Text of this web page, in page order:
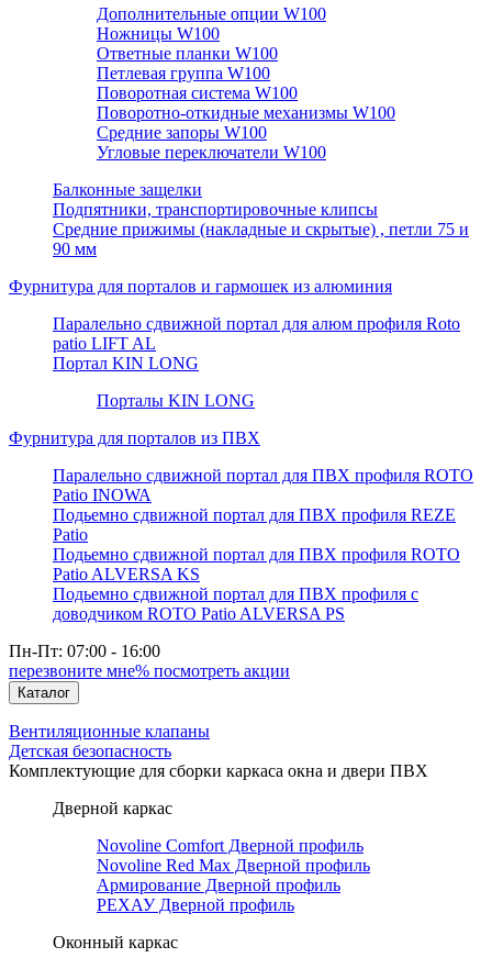
Дополнительные опции W100
Ножницы W100
Ответные планки W100
Петлевая группа W100
Поворотная система W100
Поворотно-откидные механизмы W100
Средние запоры W100
Угловые переключатели W100
Балконные защелки
Подпятники, транспортировочные клипсы
Средние прижимы (накладные и скрытые) , петли 75 и
90 мм
Фурнитура для порталов и гармошек из алюминия
Паралельно сдвижной портал для алюм профиля Roto
patio LIFT AL
Портал KIN LONG
Порталы KIN LONG
Фурнитура для порталов из ПВХ
Паралельно сдвижной портал для ПВХ профиля ROTO
Patio INOWA
Подьемно сдвижной портал для ПВХ профиля REZE
Patio
Подьемно сдвижной портал для ПВХ профиля ROTO
Patio ALVERSA KS
Подьемно сдвижной портал для ПВХ профиля с
доводчиком ROTO Patio ALVERSA PS
Пн-Пт: 07:00 - 16:00
перезвоните мне% посмотреть акции
Каталог
Вентиляционные клапаны
Детская безопасность
Комплектующие для сборки каркаса окна и двери ПВХ
Дверной каркас
Novoline Comfort Дверной профиль
Novoline Red Мax Дверной профиль
Армирование Дверной профиль
РЕХАУ Дверной профиль
Оконный каркас